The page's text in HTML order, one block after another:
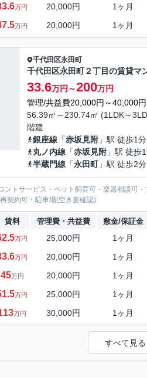
万円 20,000円 1ヶ月
万円 20,000円 1ヶ月
千代田区永田町
千代田区永田町２丁目の賃貸マ
33.6万円～200万円
管理/共益費20,000円～40,000円
56.39㎡～230.74㎡ (1LDK～
階建
銀座線 「赤坂見附 」駅 徒歩1分
丸ノ内線 「赤坂見附 」駅 徒歩
半蔵門線 「永田町」駅 徒歩2分
ントサービス・ペット飼育可・楽器相談可
契約可・駐車場(空き要確認)
賃料 管理費・共益費 敷金/保証金
万円 25,000円 1ヶ月
万円 20,000円 1ヶ月
45万円 20,000円 1ヶ月
万円 25,000円 1ヶ月
万円 30,000円 1ヶ月
すべて見る